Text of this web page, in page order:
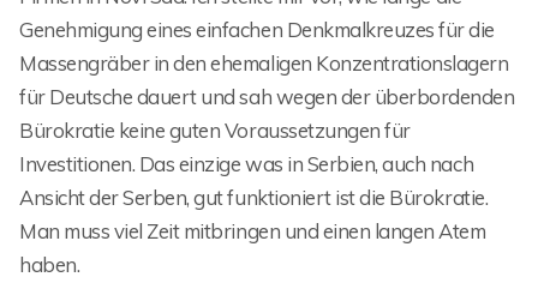
Genehmigung eines einfachen Denkmalkreuzes für die
Massengräber in den ehemaligen Konzentrationslagern
für Deutsche dauert und sah wegen der überbordenden
Bürokratie keine guten Voraussetzungen für
Investitionen. Das einzige was in Serbien, auch nach
Ansicht der Serben, gut funktioniert ist die Bürokratie.
Man muss viel Zeit mitbringen und einen langen Atem
haben.